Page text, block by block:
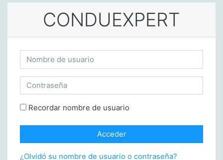
Salta al contenido principal
CONDUEXPERT
Nombre de usuario
Contraseña
Recordar nombre de usuario
Acceder
¿Olvidó su nombre de usuario o contraseña?